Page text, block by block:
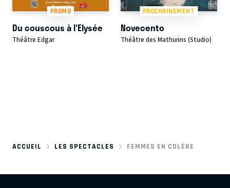
PROMO
Du couscous à l'Elysée
Théâtre Edgar
PROCHAINEMENT
Novecento
Théâtre des Mathurins (Studio)
ACCUEIL LES SPECTACLES FEMMES EN COLÈRE